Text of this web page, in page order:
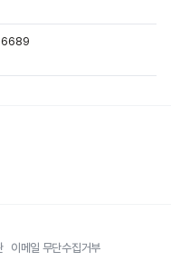
6689
이메일 무단수집거부